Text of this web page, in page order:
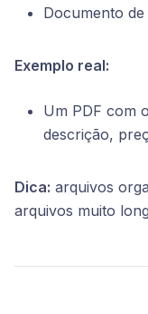
Documento
Exemplo real:
Um PDF com
descrição,
Dica: arquivos
arquivos muito